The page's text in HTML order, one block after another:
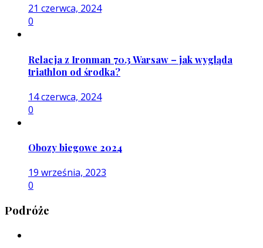
21 czerwca, 2024
0
Relacja z Ironman 70.3 Warsaw – jak wygląda
triathlon od środka?
14 czerwca, 2024
0
Obozy biegowe 2024
19 września, 2023
0
Podróże